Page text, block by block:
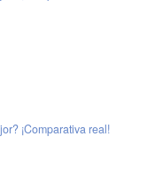
¡Comparativa real!